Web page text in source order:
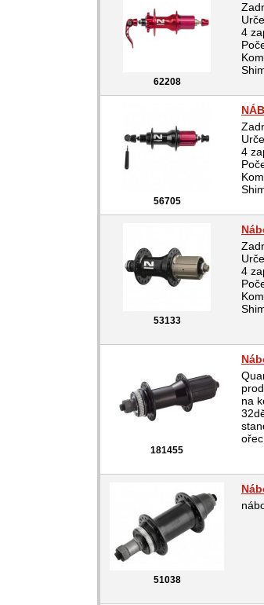
62208
4
56705
4
53133
4
181455
na
51038